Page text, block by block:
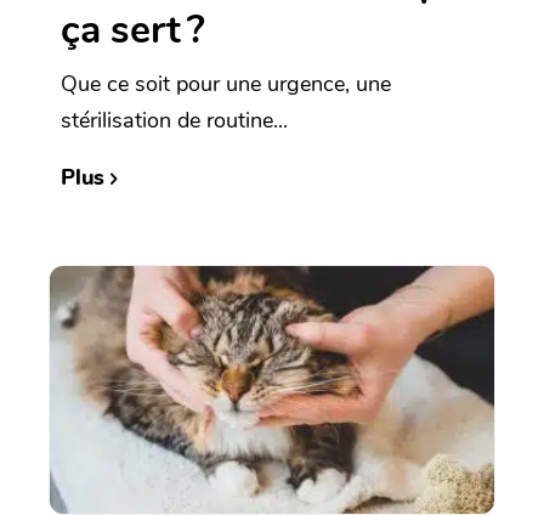
ça sert ?
Que ce soit pour une urgence, une
stérilisation de routine...
Plus